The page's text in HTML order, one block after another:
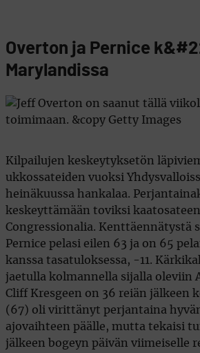
Overton ja Pernice
Marylandissa
Kilpailujen keskeytyksetön
ukkossateiden vuoksi
heinäkuussa hankalaa.
keskeyttämään toviksi
Congressionalia. Kenttäennätystä
Pernice pelasi eilen 63 ja on 65
kanssa tasatuloksessa, -11.
jaetulla kolmannella sijalla oleviin
Cliff Kresgeen on 36 reiän jälkeen
(67) oli virittänyt perjantaina
ajovaihteen päälle, mutta tekaisi
jälkeen bogeyn päivän viimeiselle